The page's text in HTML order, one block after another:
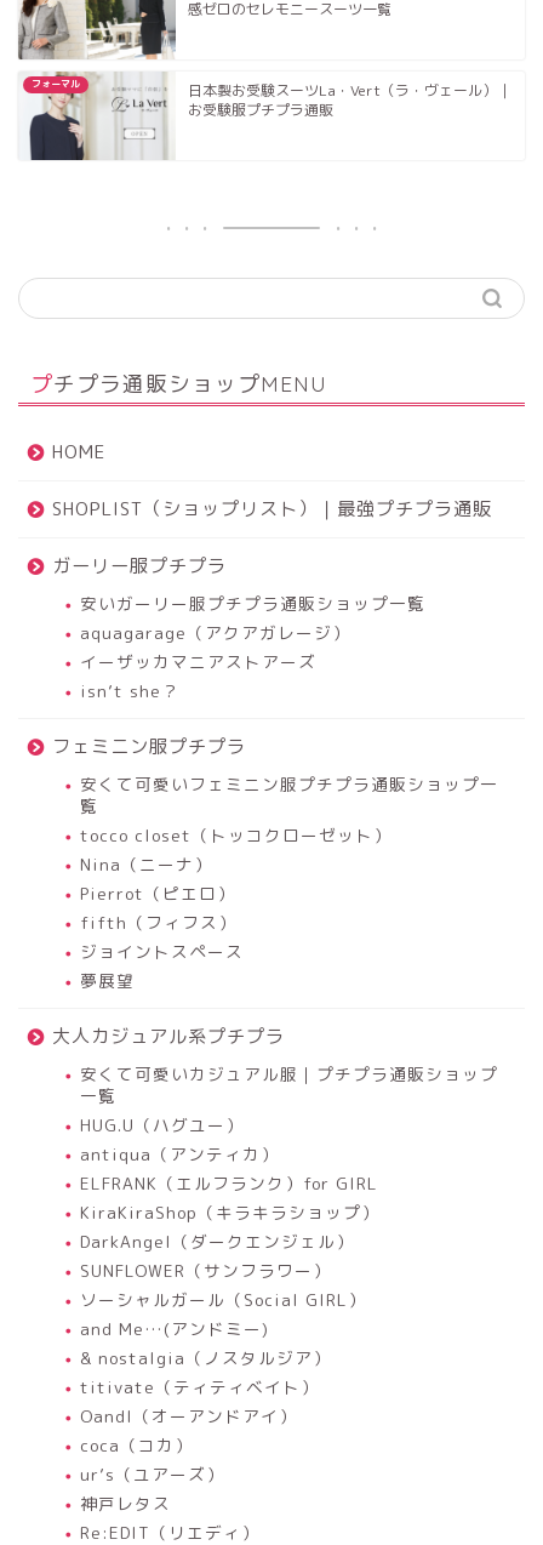
感ゼロのセレモニースーツ一覧
フォーマル
日本製お受験スーツLa・Vert（ラ・ヴェール）｜
お受験服プチプラ通販
プチプラ通販ショップMENU
HOME
SHOPLIST（ショップリスト）｜最強プチプラ通販
ガーリー服プチプラ
安いガーリー服プチプラ通販ショップ一覧
aquagarage（アクアガレージ）
イーザッカマニアストアーズ
isn’t she？
フェミニン服プチプラ
安くて可愛いフェミニン服プチプラ通販ショップ一
覧
tocco closet（トッコクローゼット）
Nina（ニーナ）
Pierrot（ピエロ）
fifth（フィフス）
ジョイントスペース
夢展望
大人カジュアル系プチプラ
安くて可愛いカジュアル服｜プチプラ通販ショップ
一覧
HUG.U（ハグユー）
antiqua（アンティカ）
ELFRANK（エルフランク）for GIRL
KiraKiraShop（キラキラショップ）
DarkAngel（ダークエンジェル）
SUNFLOWER（サンフラワー）
ソーシャルガール（Social GIRL）
and Me…(アンドミー)
& nostalgia（ノスタルジア）
titivate（ティティベイト）
OandI（オーアンドアイ）
coca（コカ）
ur’s（ユアーズ）
神戸レタス
Re:EDIT（リエディ）